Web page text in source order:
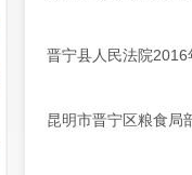
晋宁县人民法院2016
昆明市晋宁区粮食局